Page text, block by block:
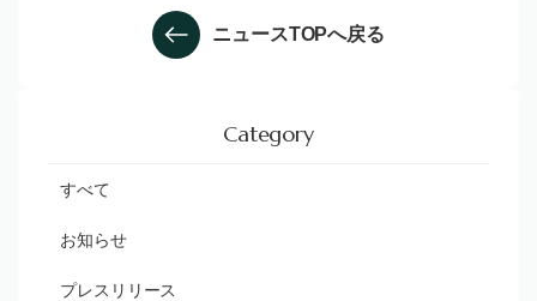
ニュースTOPへ戻る
Category
すべて
お知らせ
プレスリリース